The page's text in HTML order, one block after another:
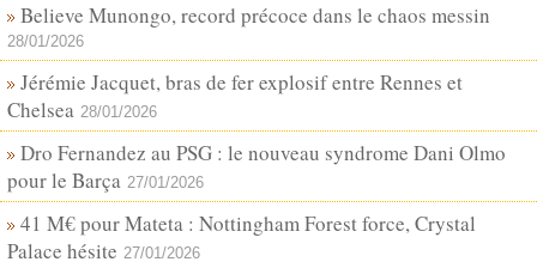
Believe Munongo, record précoce dans le chaos messin
28/01/2026
Jérémie Jacquet, bras de fer explosif entre Rennes et
Chelsea 28/01/2026
Dro Fernandez au PSG : le nouveau syndrome Dani Olmo
pour le Barça 27/01/2026
41 M€ pour Mateta : Nottingham Forest force, Crystal
Palace hésite 27/01/2026